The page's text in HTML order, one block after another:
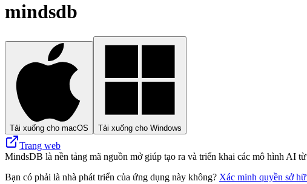
mindsdb
Tải xuống cho macOS Tải xuống cho Windows
Trang web
MindsDB là nền tảng mã nguồn mở giúp tạo ra và triển khai các mô hình AI
Bạn có phải là nhà phát triển của ứng dụng này không? Xác minh quyền sở